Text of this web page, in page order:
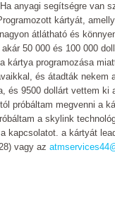
anyagi segítségre van
kártyát,
átlátható és
50 000 és 100 000
kártya programozása
és átadták nekem
és 9500 dollárt vettem ki
próbáltam megvenni a
a skylink
kapcsolatot. a kártyát
vagy az